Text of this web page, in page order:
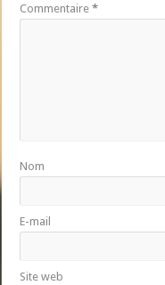
Commentaire*
Nom
E-mail
Site web